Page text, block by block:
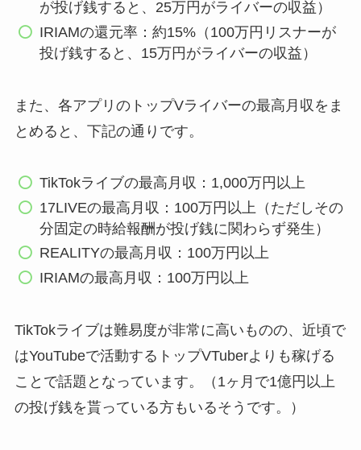
が投げ銭すると、25万円がライバーの収益）
IRIAMの還元率：約15%（100万円リスナーが
投げ銭すると、15万円がライバーの収益）
また、各アプリのトップVライバーの最高月収をま
とめると、下記の通りです。
TikTokライブの最高月収：1,000万円以上
17LIVEの最高月収：100万円以上（ただしその
分固定の時給報酬が投げ銭に関わらず発生）
REALITYの最高月収：100万円以上
IRIAMの最高月収：100万円以上
TikTokライブは難易度が非常に高いものの、近頃で
はYouTubeで活動するトップVTuberよりも稼げる
ことで話題となっています。（1ヶ月で1億円以上
の投げ銭を貰っている方もいるそうです。）